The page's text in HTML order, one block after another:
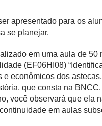
apresentado para os
se planejar.
em uma aula de
(EF06HI08)
econômicos dos
que consta na
você observará que ela
em aulas